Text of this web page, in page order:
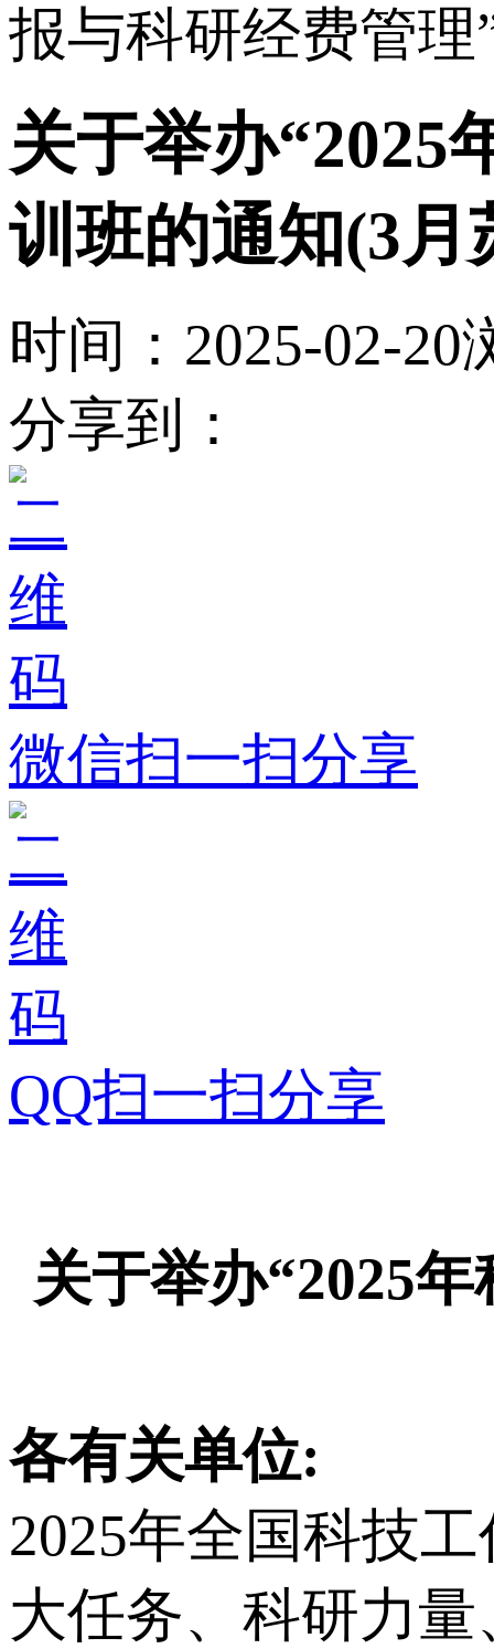
报与科研经费管
关于举办“2025
训班的通知(3月
时间：2025-02-20
分享到：
微信扫一扫分享
QQ扫一扫分享
关于举办“2025
各有关单位:
2025年全国科技
大任务、科研力